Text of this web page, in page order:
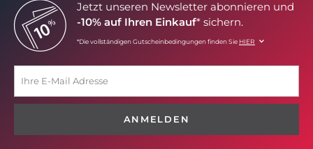
Jetzt unseren Newsletter abonnieren und
-10% auf Ihren Einkauf* sichern.
*Die vollständigen Gutscheinbedingungen finden Sie HIER
ANMELDEN